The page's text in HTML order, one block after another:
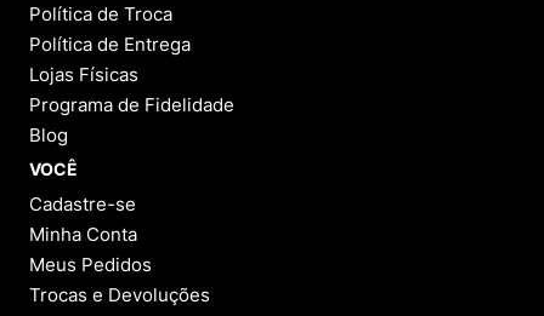
Política de Troca
Política de Entrega
Lojas Físicas
Programa de Fidelidade
Blog
VOCÊ
Cadastre-se
Minha Conta
Meus Pedidos
Trocas e Devoluções